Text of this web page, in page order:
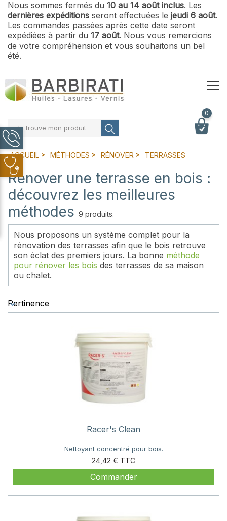
Nous sommes fermés du 10 au 14 août inclus. Les
dernières expéditions seront effectuées le jeudi 6 août.
Les commandes passées après cette date seront
expédiées à partir du 17 août. Nous vous remercions
de votre compréhension et vous souhaitons un bel
été.
Je trouve mon produit
0
ACCUEIL MÉTHODES RÉNOVER TERRASSES
Rénover une terrasse en bois :
découvrez les meilleures
méthodes 9 produits.
Nous proposons un système complet pour la
rénovation des terrasses afin que le bois retrouve
son éclat des premiers jours. La bonne méthode
pour rénover les bois des terrasses de sa maison
ou chalet.
Pertinence
Racer's Clean
Nettoyant concentré pour bois.
24,42 €
Prix
Commander